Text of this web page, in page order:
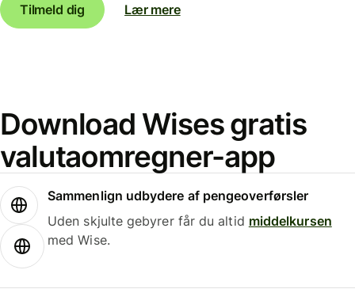
Tilmeld dig
Lær mere
Download Wises gratis
valutaomregner-app
Sammenlign udbydere af pengeoverførsler
Uden skjulte gebyrer får du altid middelkursen
med Wise.